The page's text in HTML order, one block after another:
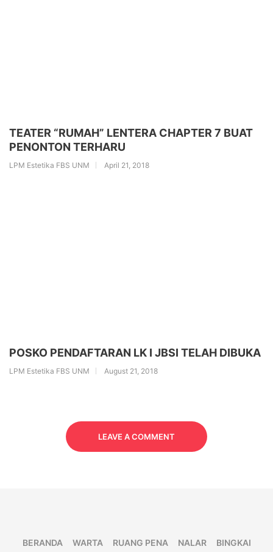
TEATER “RUMAH” LENTERA CHAPTER 7 BUAT
PENONTON TERHARU
LPM Estetika FBS UNM April 21, 2018
POSKO PENDAFTARAN LK I JBSI TELAH DIBUKA
LPM Estetika FBS UNM August 21, 2018
LEAVE A COMMENT
BERANDA WARTA RUANG PENA NALAR BINGKAI